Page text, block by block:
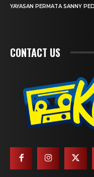
YAYASAN PERMATA SANNY
CONTACT US